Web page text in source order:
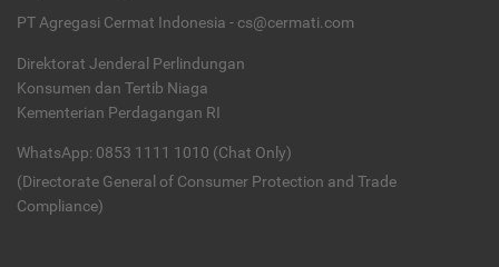
PT Agregasi Cermat Indonesia - cs@cermati.com
Direktorat Jenderal Perlindungan
Konsumen dan Tertib Niaga
Kementerian Perdagangan RI
WhatsApp: 0853 1111 1010 (Chat Only)
(Directorate General of Consumer Protection and Trade
Compliance)